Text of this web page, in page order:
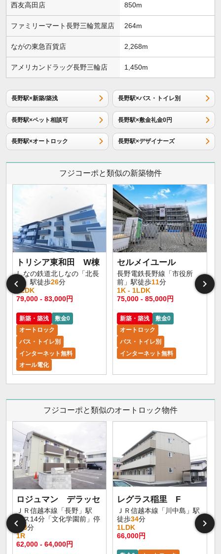
西友高田店 850m
ファミリーマート長野三輪荒屋店 264m
ながの東急百貨店 2,268m
アメリカンドラッグ長野三輪店 1,450m
長野駅×新築/築浅 長野駅×バス・トイレ別
長野駅×ペット相談可 長野駅×敷金礼金0円
長野駅×オートロック 長野駅×デザイナーズ
フジコーポと類似の新築物件
トリシア東和田 W棟
しなの鉄道北しなの「北長
野」駅徒歩26分
1LDK
79,000 - 83,000円
新築・築浅
敷金0
オートロック
バス・トイレ別
インターネット無料
オール電化
セルメイユール
長野電鉄長野線「市役所
前」駅徒歩11分
1K - 1LDK
75,000 - 85,000円
新築・築浅
敷金0
オートロック
バス・トイレ別
インターネット無料
フジコーポと類似のオートロック物件
ロジュマン デラッセ
ＪＲ信越本線「長野」駅
バス14分「文化学園前」停
歩 3分
1R
62,000 - 64,000円
レグラス稲里 F
ＪＲ信越本線「川中島」駅
徒歩34分
1LDK
66,000円